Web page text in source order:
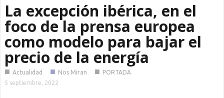
La excepción ibérica, en el
foco de la prensa europea
como modelo para bajar el
precio de la energía
■ Actualidad ■ Nos Miran ■ PORTADA
5 septiembre, 2022